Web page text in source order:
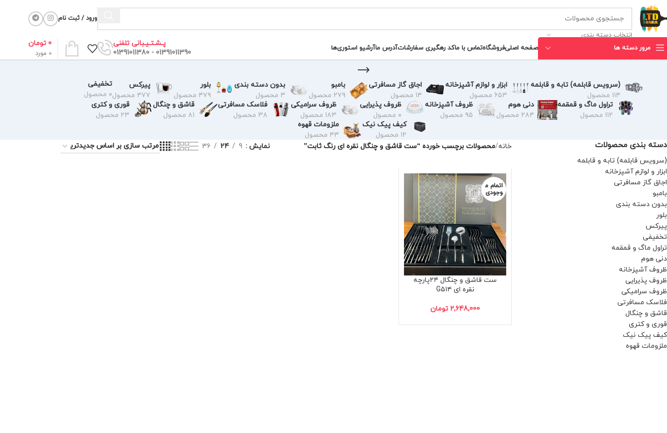
انتخاب دسته بندی
ورود / ثبت نام
مرور دسته ها صفحه اصلیفروشگاهتماس با ماکد رهگیری سفارشاتآدرس ماآرشیو استوری‌ها
پـشـتـیـبانی تلفنی
01391011390 - 01391011380
0 مورد
0 تومان
(سرویس قابلمه) تابه و قابلمه
۱۱۴ محصول
ابزار و لوازم آشپزخانه
۶۵۳ محصول
اجاق گاز مسافرتی
۱۴ محصول
بامبو
۲۷۹ محصول
بدون دسته بندی
۳ محصول
بلور
۴۷۹ محصول
پیرکس
۴۷۷ محصول
تخفیفی
۰ محصول
تراول ماگ و قمقمه
۱۱۲ محصول
دنی هوم
۲۸۴ محصول
ظروف آشپزخانه
۹۵ محصول
ظروف پذیرایی
۰ محصول
ظروف سرامیکی
۱۸۳ محصول
فلاسک مسافرتی
۳۸ محصول
قاشق و چنگال
۸۱ محصول
قوری و کتری
۲۳ محصول
کیف پیک نیک
۱۲ محصول
ملزومات قهوه
۴۳ محصول
دسته بندی محصولات
(سرویس قابلمه) تابه و قابلمه
ابزار و لوازم آشپزخانه
اجاق گاز مسافرتی
بامبو
بدون دسته بندی
بلور
پیرکس
تخفیفی
تراول ماگ و قمقمه
دنی هوم
ظروف آشپزخانه
ظروف پذیرایی
ظروف سرامیکی
فلاسک مسافرتی
قاشق و چنگال
قوری و کتری
کیف پیک نیک
ملزومات قهوه
خانه محصولات برچسب خورده “ست قاشق و چنگال نقره ای رنگ ثابت” نمایش 9
24
36
اتمام م
وجودی
ست قاشق و چنگال ۲۴پارچه
نقره ای G۵۱۴
2,648,000 تومان